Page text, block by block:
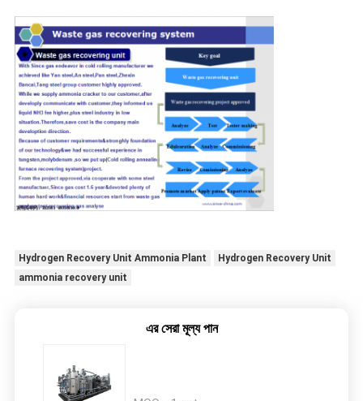
Hydrogen Recovery Unit Ammonia Plant
Hydrogen Recovery Unit
ammonia recovery unit
এর সেরা মূল্য পান